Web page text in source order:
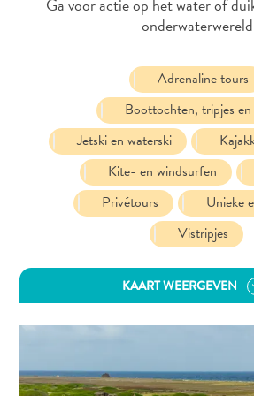
snorkelen
Adrenaline tours
Boottochten, tripjes
Jetski en waterski
Kite- en windsurfen
Privétours
Unieke
Vistripjes
KAART WEERGEVEN